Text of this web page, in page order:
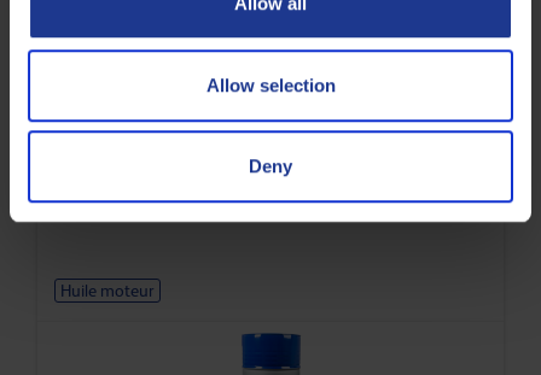
Allow selection
Deny
évoluant dans des conditions de course
Huile moteur